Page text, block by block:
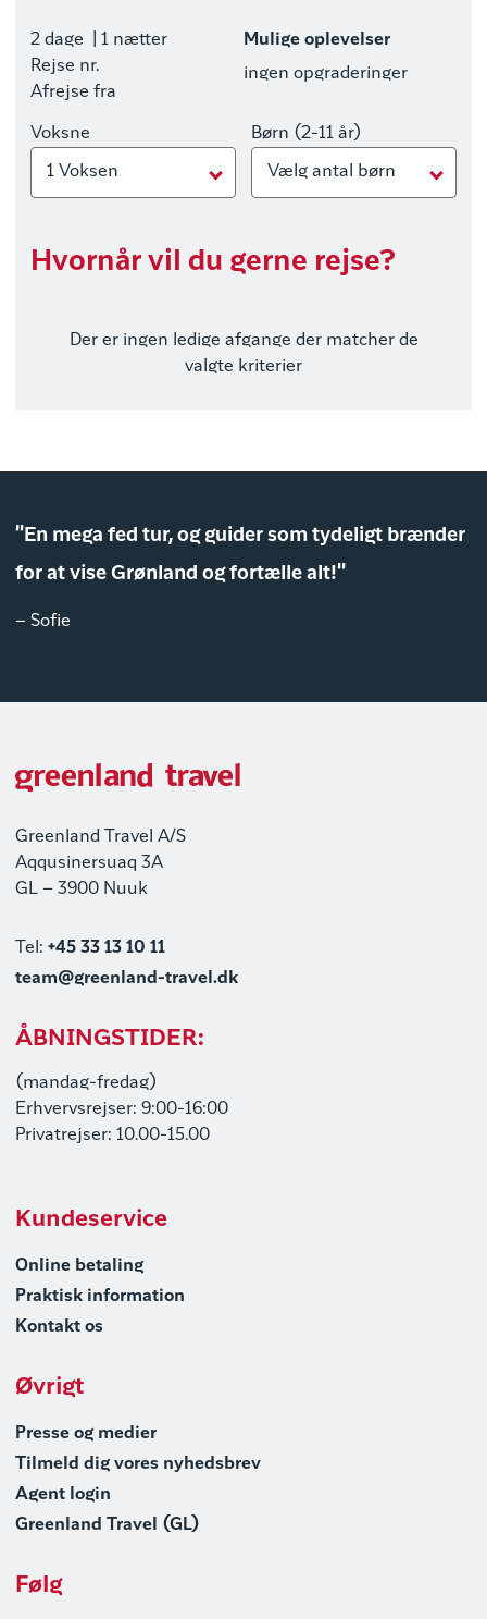
2 dage
| 1 nætter
Rejse nr.
Afrejse fra
Mulige oplevelser
ingen opgraderinger
Voksne
1 Voksen
Børn (2-11 år)
Vælg antal børn
Hvornår vil du gerne rejse?
Der er ingen ledige afgange der matcher de
valgte kriterier
"En mega fed tur, og guider som tydeligt brænder
for at vise Grønland og fortælle alt!"
– Sofie
Greenland Travel A/S
Aqqusinersuaq 3A
GL – 3900 Nuuk
Tel: +45 33 13 10 11
team@greenland-travel.dk
ÅBNINGSTIDER:
(mandag-fredag)
Erhvervsrejser: 9:00-16:00
Privatrejser: 10.00-15.00
Kundeservice
Online betaling
Praktisk information
Kontakt os
Øvrigt
Presse og medier
Tilmeld dig vores nyhedsbrev
Agent login
Greenland Travel (GL)
Følg